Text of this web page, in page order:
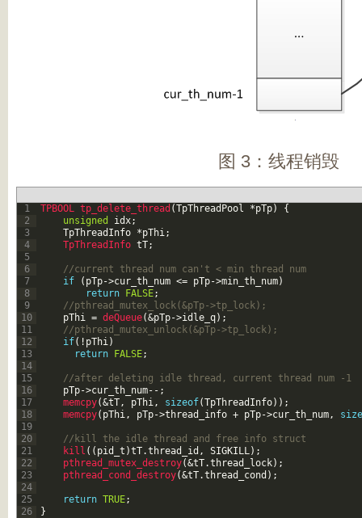
图 3：线程销毁
1
2
3
4
5
6
7
8
9
10
11
12
13
14
15
16
17
18
19
20
21
22
23
24
25
26
TPBOOL tp_delete_thread (TpThreadPool *pTp)
{
unsigned
idx;
TpThreadInfo *pThi;
TpThreadInfo tT;
//current thread num can't < min thread num
if
( pTp->cur_th_num <= pTp->min_th_num)
return
FALSE;
//pthread_mutex_lock(&pTp->tp_lock);
pThi = deQueue(&pTp->idle_q) ;
//pthread_mutex_unlock(&pTp->tp_lock);
if( ! pThi)
return
FALSE;
//after deleting idle thread, current thread num -1
pTp->cur_th_num-- ;
memcpy(&tT, pThi, sizeof(TpThreadInfo) ) ;
memcpy( pThi, pTp->thread_info + pTp->cur_th_num,
//kill the idle thread and free info struct
kill ( ( pid_t )tT.thread_id , SIGKILL) ;
pthread_mutex_destroy(&tT.thread_lock) ;
pthread_cond_destroy(&tT.thread_cond ) ;
return TRUE;
}